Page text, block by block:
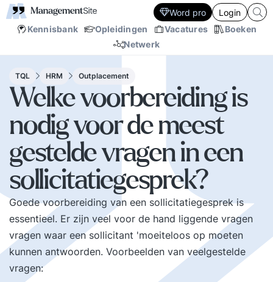
Kennisbank Opleidingen Vacatures
Boeken
Netwerk
Word pro Login
TQL HRM Outplacement
Welke voorbereiding is
nodig voor de meest
gestelde vragen in een
sollicitatiegesprek?
Goede voorbereiding van een sollicitatiegesprek is
essentieel. Er zijn veel voor de hand liggende vragen
vragen waar een sollicitant 'moeiteloos op moeten
kunnen antwoorden. Voorbeelden van veelgestelde
vragen: